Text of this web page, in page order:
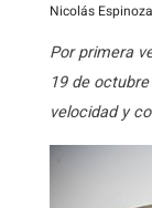
Nicolás Espinoza
Por primera
19 de
velocidad y